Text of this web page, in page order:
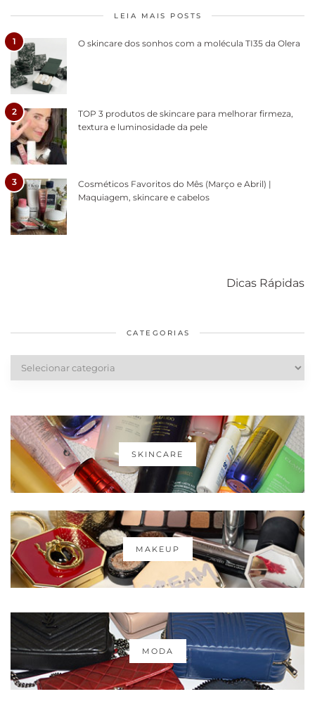
LEIA MAIS POSTS
1 O skincare dos sonhos com a molécula TI35 da Olera
2
TOP 3 produtos de skincare para melhorar firmeza,
textura e luminosidade da pele
3
Cosméticos Favoritos do Mês (Março e Abril) |
Maquiagem, skincare e cabelos
Dicas Rápidas
diários
cabelos
CATEGORIAS
Categorias
SKINCARE
MAKEUP
MODA